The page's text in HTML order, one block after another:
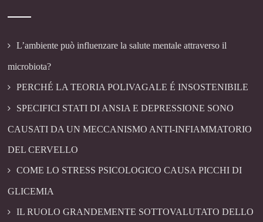
L’ambiente può influenzare la salute mentale attraverso il
microbiota?
PERCHÉ LA TEORIA POLIVAGALE É INSOSTENIBILE
SPECIFICI STATI DI ANSIA E DEPRESSIONE SONO
CAUSATI DA UN MECCANISMO ANTI-INFIAMMATORIO
DEL CERVELLO
COME LO STRESS PSICOLOGICO CAUSA PICCHI DI
GLICEMIA
IL RUOLO GRANDEMENTE SOTTOVALUTATO DELLO